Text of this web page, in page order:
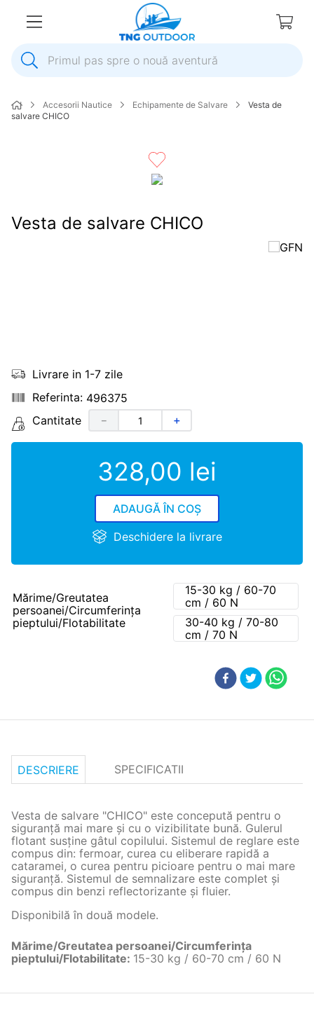
Primul pas spre o nouă aventură
2.
colac salvare
Accesorii Nautice Echipamente de Salvare
Vesta de
salvare CHICO
Vesta de salvare CHICO
Livrare in 1-7 zile
496375
Cantitate
＋
－
328,00 lei
ADAUGĂ ÎN COȘ
Deschidere la livrare
Mărime/Greutatea
persoanei/Circumferinţa
pieptului/Flotabilitate
15-30 kg / 60-70
cm / 60 N
30-40 kg / 70-80
cm / 70 N
DESCRIERE SPECIFICATII
Vesta de salvare "CHICO" este concepută pentru o
siguranţă mai mare şi cu o vizibilitate bună. Gulerul
flotant susţine gâtul copilului. Sistemul de reglare este
compus din: fermoar, curea cu eliberare rapidă a
cataramei, o curea pentru picioare pentru o mai mare
siguranță. Sistemul de semnalizare este complet şi
compus din benzi reflectorizante şi fluier.
Disponibilă în două modele.
Mărime/Greutatea persoanei/Circumferinţa
pieptului/Flotabilitate: 15-30 kg / 60-70 cm / 60 N